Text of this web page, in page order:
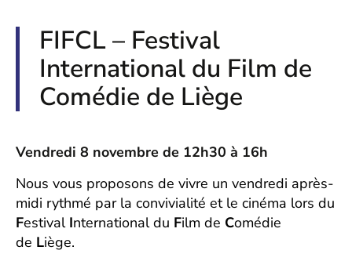
FIFCL – Festival
International du Film de
Comédie de Liège
Vendredi 8 novembre de 12h30 à 16h
Nous vous proposons de vivre un vendredi après-
midi rythmé par la convivialité et le cinéma lors du
Festival International du Film de Comédie
de Liège.